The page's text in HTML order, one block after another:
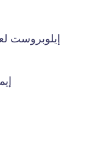
إيلوبروست